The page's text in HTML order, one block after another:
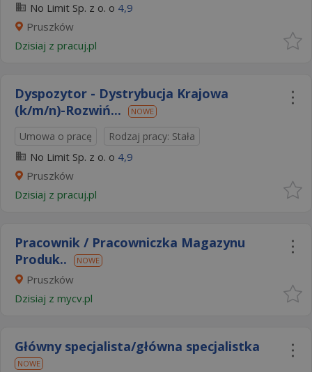
No Limit Sp. z o. o 4,9
Pruszków
Dzisiaj z pracuj.pl
Dyspozytor - Dystrybucja Krajowa
(k/m/n)-Rozwiń...
NOWE
Umowa o pracę Rodzaj pracy: Stała
No Limit Sp. z o. o 4,9
Pruszków
Dzisiaj z pracuj.pl
Pracownik / Pracowniczka Magazynu
Produk..
NOWE
Pruszków
Dzisiaj z mycv.pl
Główny specjalista/główna specjalistka
NOWE